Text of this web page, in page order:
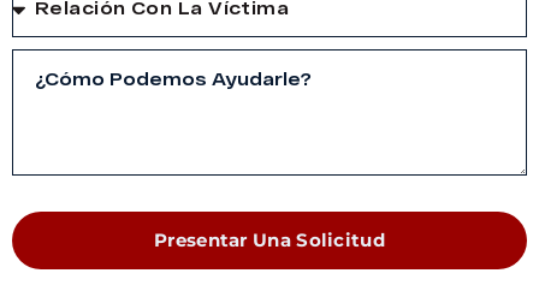
Presentar Una Solicitud